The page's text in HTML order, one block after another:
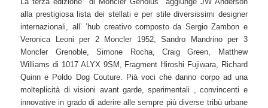
alla prestigiosa lista dei stellati e per stile diversissimi designer
internazionali, all’ ’hub creativo composto da Sergio Zambon e
Veronica Leoni per 2 Moncler 1952, Sandro Mandrino per 3
Moncler Grenoble, Simone Rocha, Craig Green, Matthew
Williams di 1017 ALYX 9SM, Fragment Hiroshi Fujiwara, Richard
Quinn e Poldo Dog Couture. Pià voci che danno corpo ad una
molteplicità di visioni avant garde, sperimentali , convincenti e
innovative in grado di aderire alle sempre più diverse tribù urbane